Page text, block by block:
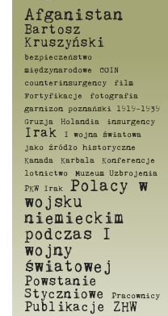
Afganistan
Bartosz
Kruszyński
bezpieczeństwo
międzynarodowe
COIN
counterinsurgency
film
Fortyfikacje
fotografia
garnizon poznański 1919-1939
Gruzja
Holandia insurgency
Irak
I wojna światowa
jako źródło historyczne
Kanada
Karbala
Konferencje
lotnictwo
Muzeum Uzbrojenia
PKW Irak
Polacy w
wojsku
niemieckim
podczas I
wojny
światowej
Powstanie
Styczniowe
Pracownicy
Publikacje ZHW